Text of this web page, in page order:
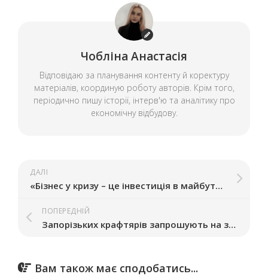
Чобліна Анастасія
Відповідаю за планування контенту й коректуру
матеріалів, координую роботу авторів. Крім того,
періодично пишу історії, інтерв'ю та аналітику про
економічну відбудову.
ДАЛІ
«Бізнес у кризу – це інвестиція в майбутнє»: як у прифронтовому Запоріжжі відкрили простір дозвілля «Кубільня»
ПОПЕРЕДНІЙ
Запорізьких крафтярів запрошують на зустріч: говоритимуть про маркетинг і соцмережі
Вам також має сподобатись...